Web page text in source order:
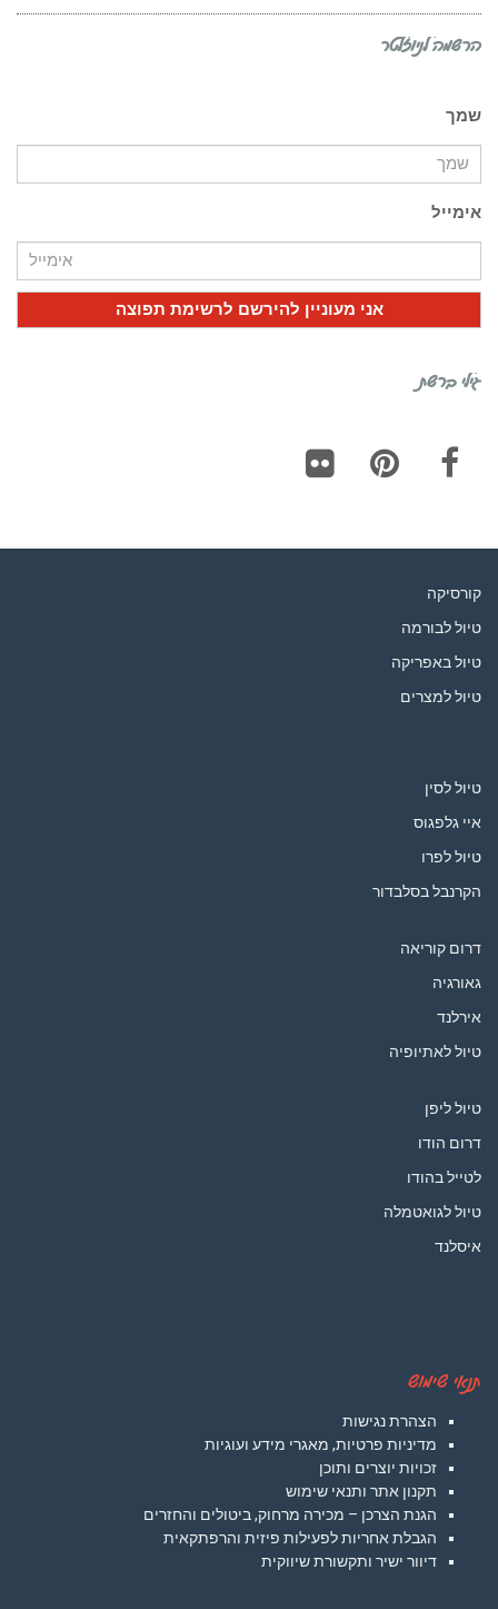
הרשמה לניוזלטר
שמך
אימייל
גילי ברשת
קורסיקה
טיול לבורמה
טיול באפריקה
טיול למצרים
טיול לסין
איי גלפגוס
טיול לפרו
הקרנבל בסלבדור
דרום קוריאה
גאורגיה
אירלנד
טיול לאתיופיה
טיול ליפן
דרום הודו
לטייל בהודו
טיול לגואטמלה
איסלנד
תנאי שימוש
הצהרת נגישות
מדיניות פרטיות, מאגרי מידע ועוגיות
זכויות יוצרים ותוכן
תקנון אתר ותנאי שימוש
הגנת הצרכן – מכירה מרחוק, ביטולים והחזרים
הגבלת אחריות לפעילות פיזית והרפתקאית
דיוור ישיר ותקשורת שיווקית